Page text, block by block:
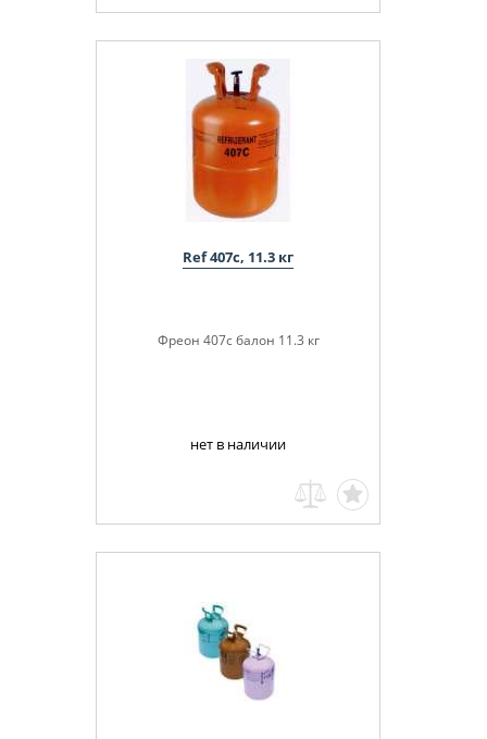
Ref 407с, 11.3 кг
Фреон 407с балон 11.3 кг
нет в наличии